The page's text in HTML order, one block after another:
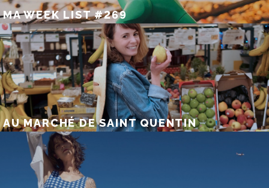
MA WEEK LIST #269
AU MARCHÉ DE SAINT QUENTIN